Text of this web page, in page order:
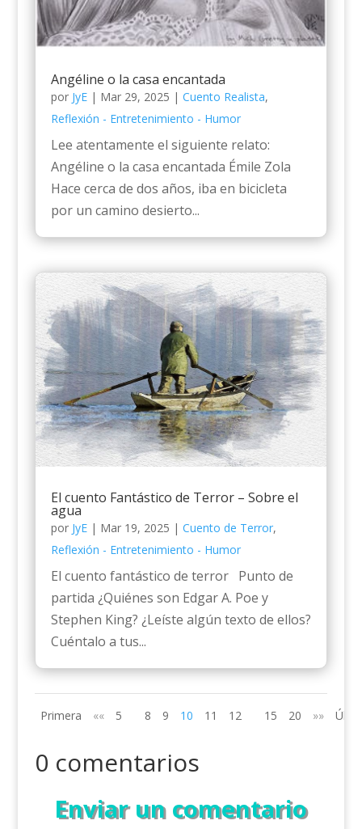
Angéline o la casa encantada
por JyE| Mar 29, 2025 | Cuento Realista,
Reflexión - Entretenimiento - Humor
Lee atentamente el siguiente relato:
Angéline o la casa encantada Émile Zola
Hace cerca de dos años, iba en bicicleta
por un camino desierto...
El cuento Fantástico de Terror – Sobre el
agua
por JyE| Mar 19, 2025 | Cuento de Terror,
Reflexión - Entretenimiento - Humor
El cuento fantástico de terror Punto de
partida ¿Quiénes son Edgar A. Poe y
Stephen King? ¿Leíste algún texto de ellos?
Cuéntalo a tus...
Primera «« 5 8 9 10 11 12 15 20 »»
0 comentarios
Enviar un comentario